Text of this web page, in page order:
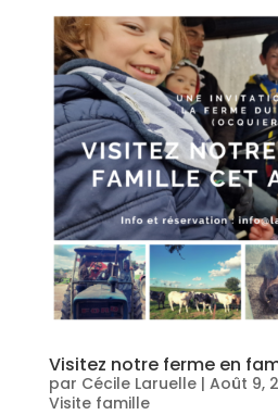
Visitez notre ferme en
par Cécile Laruelle| Août 9,
Visite famille